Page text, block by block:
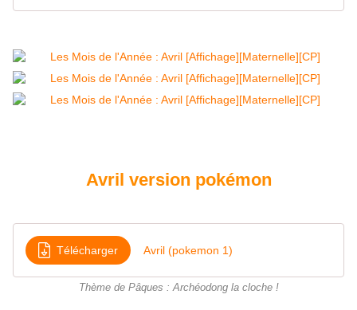
Avril version pokémon
Télécharger Avril (pokemon 1)
Thème de Pâques : Archéodong la cloche !